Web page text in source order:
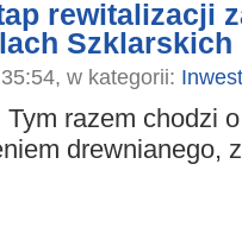
rewitalizacji
Szklarskich
w kategorii:
razem chodzi
drewnianego,